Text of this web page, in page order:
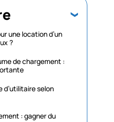
une location d’un
?
de chargement :
d’utilitaire selon
: gagner du